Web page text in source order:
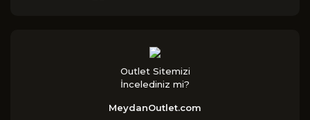
Outlet Sitemizi
İncelediniz mi?
MeydanOutlet.com